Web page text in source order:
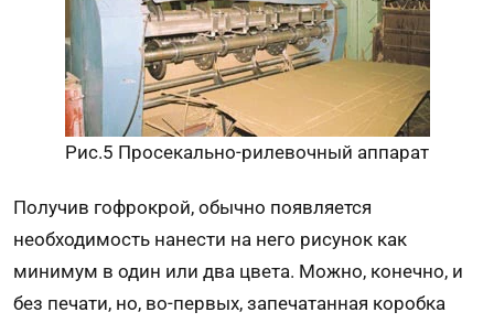
Рис.5 Просекально-рилевочный аппарат
Получив гофрокрой, обычно появляется
необходимость нанести на него рисунок как
минимум в один или два цвета. Можно, конечно, и
без печати, но, во-первых, запечатанная коробка